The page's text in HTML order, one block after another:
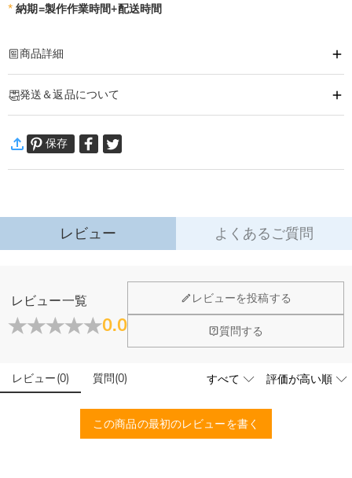
* 納期=製作作業時間+配送時間
商品詳細
愛するペットちゃんのお名前や思い出の写真、特別な日付などで
世界に一つの骨灰&遺毛の収納ボックスを作れます！
亡くなった愛犬や愛猫の温もりをいつもそばに残して欲しいです。
あの子の遺毛と骨灰を遺品ケースに収納され、特別な瞬間、幸せな記憶を永遠
に保存できます。
発送＆返品について
通常配送: 5-9営業日
詳細はこちら
以内に返品＆交換できます。
詳細はこちら
保存
レビュー よくあるご質問
レビュー一覧
0.0
レビューを投稿する
質問する
レビュー(0) 質問(0)
この商品の最初のレビューを書く